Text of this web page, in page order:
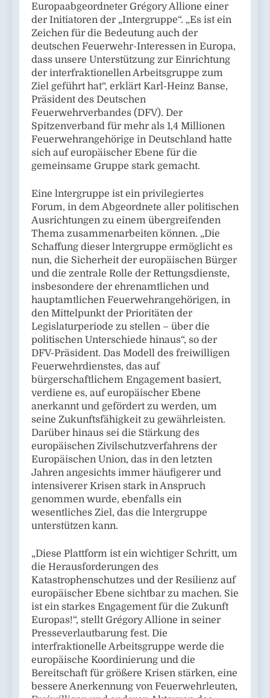
Europaabgeordneter Grégory Allione einer
der Initiatoren der „Intergruppe“. „Es ist ein
Zeichen für die Bedeutung auch der
deutschen Feuerwehr-Interessen in Europa,
dass unsere Unterstützung zur Einrichtung
der interfraktionellen Arbeitsgruppe zum
Ziel geführt hat“, erklärt Karl-Heinz Banse,
Präsident des Deutschen
Feuerwehrverbandes (DFV). Der
Spitzenverband für mehr als 1,4 Millionen
Feuerwehrangehörige in Deutschland hatte
sich auf europäischer Ebene für die
gemeinsame Gruppe stark gemacht.
Eine lntergruppe ist ein privilegiertes
Forum, in dem Abgeordnete aller politischen
Ausrichtungen zu einem übergreifenden
Thema zusammenarbeiten können. „Die
Schaffung dieser lntergruppe ermöglicht es
nun, die Sicherheit der europäischen Bürger
und die zentrale Rolle der Rettungsdienste,
insbesondere der ehrenamtlichen und
hauptamtlichen Feuerwehrangehörigen, in
den Mittelpunkt der Prioritäten der
Legislaturperiode zu stellen – über die
politischen Unterschiede hinaus“, so der
DFV-Präsident. Das Modell des freiwilligen
Feuerwehrdienstes, das auf
bürgerschaftlichem Engagement basiert,
verdiene es, auf europäischer Ebene
anerkannt und gefördert zu werden, um
seine Zukunftsfähigkeit zu gewährleisten.
Darüber hinaus sei die Stärkung des
europäischen Zivilschutzverfahrens der
Europäischen Union, das in den letzten
Jahren angesichts immer häufigerer und
intensiverer Krisen stark in Anspruch
genommen wurde, ebenfalls ein
wesentliches Ziel, das die lntergruppe
unterstützen kann.
„Diese Plattform ist ein wichtiger Schritt, um
die Herausforderungen des
Katastrophenschutzes und der Resilienz auf
europäischer Ebene sichtbar zu machen. Sie
ist ein starkes Engagement für die Zukunft
Europas!“, stellt Grégory Allione in seiner
Presseverlautbarung fest. Die
interfraktionelle Arbeitsgruppe werde die
europäische Koordinierung und die
Bereitschaft für größere Krisen stärken, eine
bessere Anerkennung von Feuerwehrleuten,